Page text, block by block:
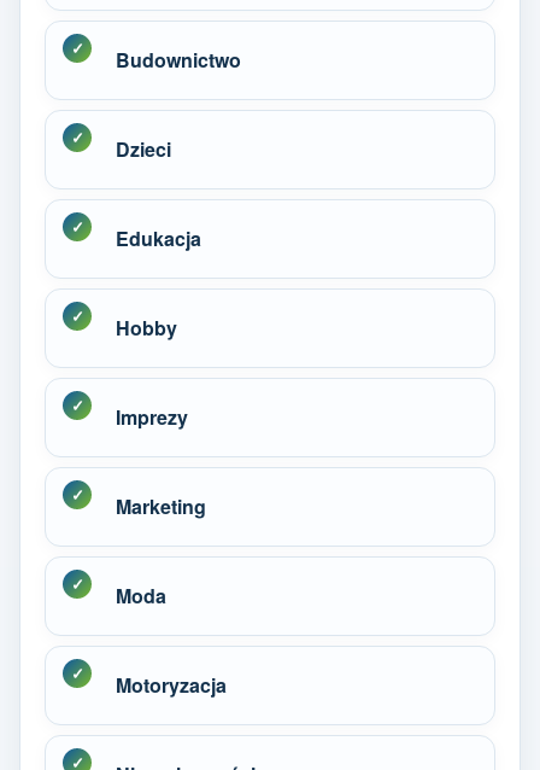
Budownictwo
Dzieci
Edukacja
Hobby
Imprezy
Marketing
Moda
Motoryzacja